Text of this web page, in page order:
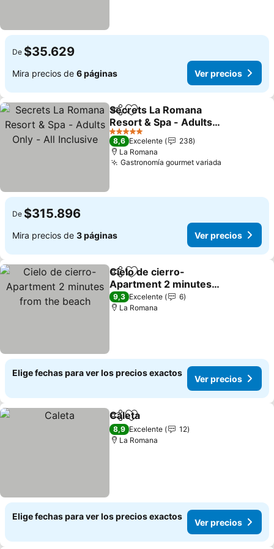
De $35.629
Mira precios de 6 páginas Ver precios
CompartirAgregar a favoritos
Secrets La Romana
Resort & Spa - Adults
Only - All Inclusive
5 Estrellas
8,6 Excelente
238
La Romana
Gastronomía gourmet variada
De $315.896
Mira precios de 3 páginas Ver precios
CompartirAgregar a favoritos
Cielo de cierro-
Apartment 2 minutes
from the beach
9,3 Excelente
6
La Romana
Elige fechas para ver los precios exactos
Ver precios
CompartirAgregar a favoritos
Caleta
8,9 Excelente
12
La Romana
Elige fechas para ver los precios exactos
Ver precios